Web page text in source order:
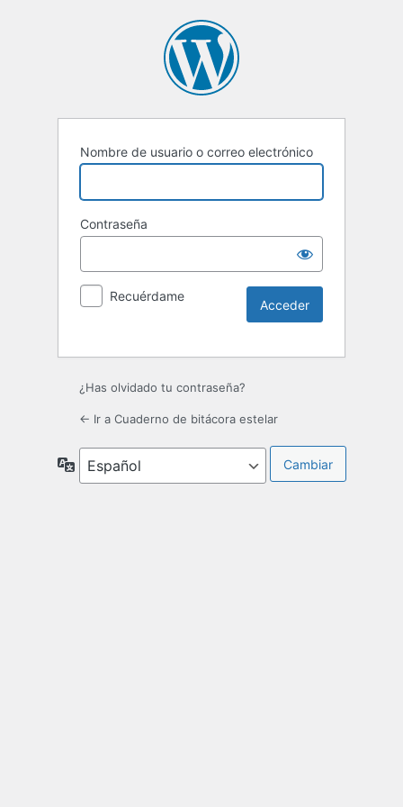
Nombre de usuario o correo electrónico
Contraseña
Recuérdame
¿Has olvidado tu contraseña?
← Ir a Cuaderno de bitácora estelar
Idioma